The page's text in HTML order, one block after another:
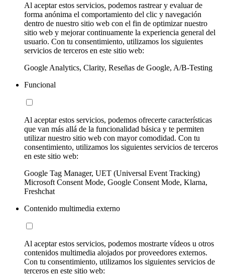
Al aceptar estos servicios, podemos rastrear y evaluar de
forma anónima el comportamiento del clic y navegación
dentro de nuestro sitio web con el fin de optimizar nuestro
sitio web y mejorar continuamente la experiencia general del
usuario. Con tu consentimiento, utilizamos los siguientes
servicios de terceros en este sitio web:
Google Analytics, Clarity, Reseñas de Google, A/B-Testing
Funcional
Al aceptar estos servicios, podemos ofrecerte características
que van más allá de la funcionalidad básica y te permiten
utilizar nuestro sitio web con mayor comodidad. Con tu
consentimiento, utilizamos los siguientes servicios de terceros
en este sitio web:
Google Tag Manager, UET (Universal Event Tracking)
Microsoft Consent Mode, Google Consent Mode, Klarna,
Freshchat
Contenido multimedia externo
Al aceptar estos servicios, podemos mostrarte vídeos u otros
contenidos multimedia alojados por proveedores externos.
Con tu consentimiento, utilizamos los siguientes servicios de
terceros en este sitio web: